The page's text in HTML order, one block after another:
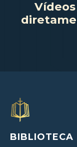
BIBLIOTECA